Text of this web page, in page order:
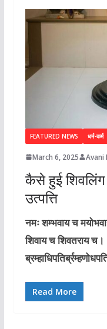
FEATURED NEWS धर्म-कर्म
March 6, 2025 Avani
कैसे हुई शिवलिंग
उत्पत्ति
नमः शम्भवाय च
शिवाय च शिवतराय च।।
Read More